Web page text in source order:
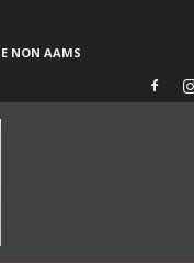
NON AAMS